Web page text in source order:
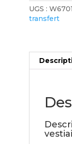
UGS :
transfert